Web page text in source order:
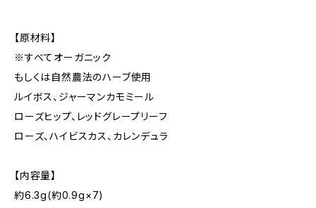
【原材料】
※すべてオーガニック
もしくは自然農法のハーブ使用
ルイボス、ジャーマンカモミール
ローズヒップ、レッドグレープリーフ
ローズ、ハイビスカス、カレンデュラ
【内容量】
約6.3g(約0.9g×7)